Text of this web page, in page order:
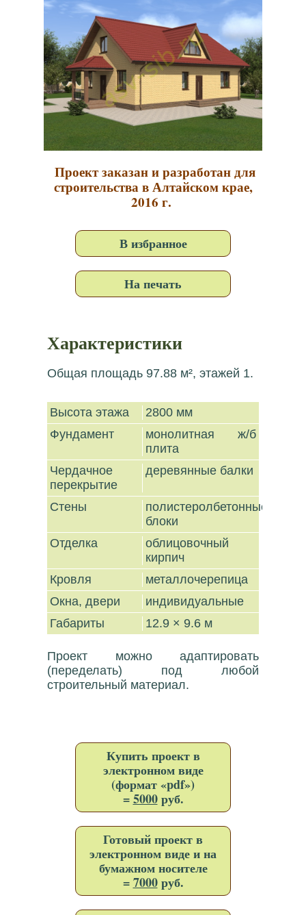
Проект заказан и разработан для
строительства в Алтайском крае,
2016 г.
В избранное
На печать
Характеристики
Общая площадь 97.88 м², этажей 1.
Высота этажа
2800 мм
Фундамент
монолитная ж/б
плита
Чердачное
перекрытие
деревянные балки
Стены
полистеролбетонные
блоки
Отделка
облицовочный
кирпич
Кровля
металлочерепица
Окна, двери
индивидуальные
Габариты
12.9 × 9.6 м
Проект можно адаптировать
(переделать) под любой
строительный материал.
Купить проект в
электронном виде
(формат «pdf»)
=5000руб.
Готовый проект в
электронном виде и на
бумажном носителе
=7000руб.